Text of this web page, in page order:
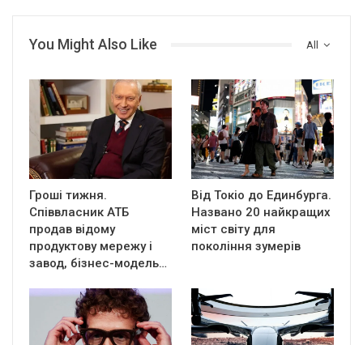
All
You Might Also Like
Гроші тижня.
Співвласник АТБ
продав відому
продуктову мережу і
завод, бізнес-модель…
Від Токіо до Единбурга.
Названо 20 найкращих
міст світу для
покоління зумерів